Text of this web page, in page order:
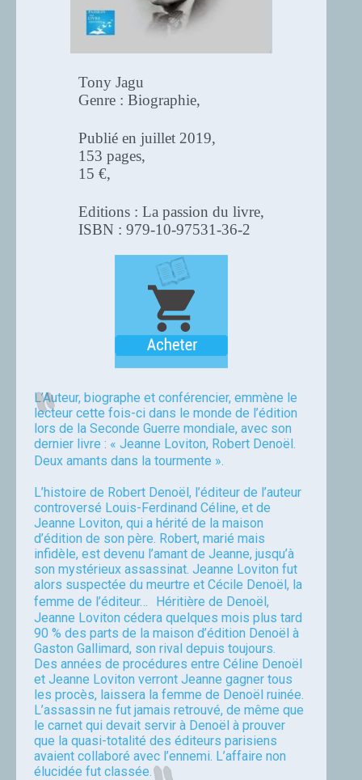
Tony Jagu
Genre : Biographie,
Publié en juillet 2019,
153 pages,
15 €,
Editions : La passion du livre,
ISBN : 979-10-97531-36-2
L’Auteur, biographe et conférencier, emmène le
lecteur cette fois-ci dans le monde de l’édition
lors de la Seconde Guerre mondiale, avec son
dernier livre : « Jeanne Loviton, Robert Denoël.
Deux amants dans la tourmente ».
L’histoire de Robert Denoël, l’éditeur de l’auteur
controversé Louis-Ferdinand Céline, et de
Jeanne Loviton, qui a hérité de la maison
d’édition de son père. Robert, marié mais
infidèle, est devenu l’amant de Jeanne, jusqu’à
son mystérieux assassinat. Jeanne Loviton fut
alors suspectée du meurtre et Cécile Denoël, la
femme de l’éditeur… Héritière de Denoël,
Jeanne Loviton cédera quelques mois plus tard
90 % des parts de la maison d’édition Denoël à
Gaston Gallimard, son rival depuis toujours.
Des années de procédures entre Céline Denoël
et Jeanne Loviton verront Jeanne gagner tous
les procès, laissera la femme de Denoël ruinée.
L’assassin ne fut jamais retrouvé, de même que
le carnet qui devait servir à Denoël à prouver
que la quasi-totalité des éditeurs parisiens
avaient collaboré avec l’ennemi. L’affaire non
élucidée fut classée.